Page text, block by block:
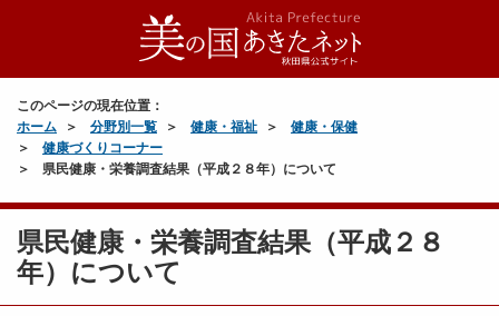
このページの現在位置：
ホーム
分野別一覧 健康・福祉
健康・保健
健康づくりコーナー
県民健康・栄養調査結果（平成２８年）について
県民健康・栄養調査結果（平成２８
年）について